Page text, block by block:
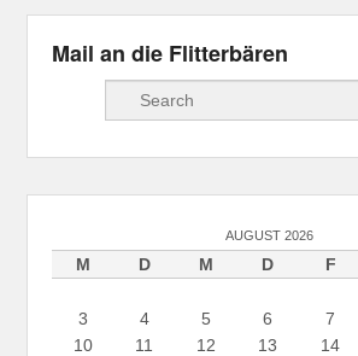
Mail an die Flitterbären
Suche
AUGUST 2026
M D M D F
3
4 5 6 7
10
11 12 13 14